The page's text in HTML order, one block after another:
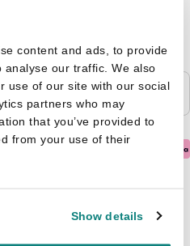
content and ads, to provide
our traffic. We also
use of our site with our social
partners who may
that you’ve provided to
from your use of their
Show details
klantenservice
voorraad
Veilig betalen
mee?